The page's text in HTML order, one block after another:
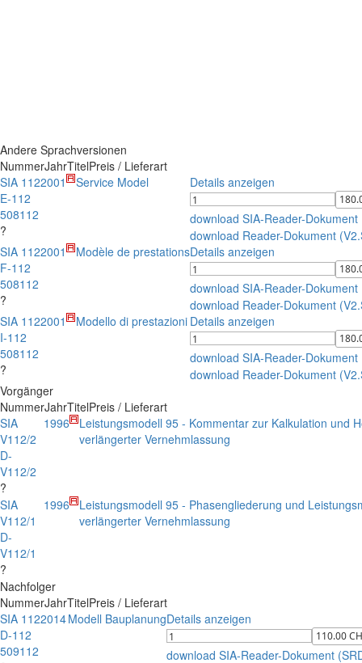
Andere Sprachversionen
NummerJahrTitelPreis / Lieferart
SIA 112
E-112
508112
?
2001 Service Model Details anzeigen
download SIA-Reader-Dokument
download Reader-Dokument
SIA 112
F-112
508112
?
2001 Modèle de prestationsDetails anzeigen
download SIA-Reader-Dokument
download Reader-Dokument
SIA 112
I-112
508112
?
2001 Modello di prestazioni Details anzeigen
download SIA-Reader-Dokument
download Reader-Dokument
Vorgänger
NummerJahrTitelPreis / Lieferart
SIA
V112/2
D-
V112/2
?
1996
Leistungsmodell 95 - Kommentar zur Kalkulation und
verlängerter Vernehmlassung
SIA
V112/1
D-
V112/1
?
1996
Leistungsmodell 95 - Phasengliederung und
verlängerter Vernehmlassung
Nachfolger
NummerJahrTitelPreis / Lieferart
SIA 112
D-112
509112
2014Modell BauplanungDetails anzeigen
download SIA-Reader-Dokument